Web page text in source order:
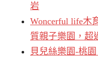
岩
Woncerful life木
質親子樂園，超
貝兒絲樂園-桃